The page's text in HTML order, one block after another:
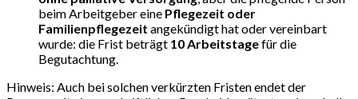
beim Arbeitgeber eine Pflegezeit oder
Familienpflegezeit angekündigt hat oder vereinbart
wurde: die Frist beträgt 10 Arbeitstagefür die
Begutachtung.
Hinweis: Auch bei solchen verkürzten Fristen endet der